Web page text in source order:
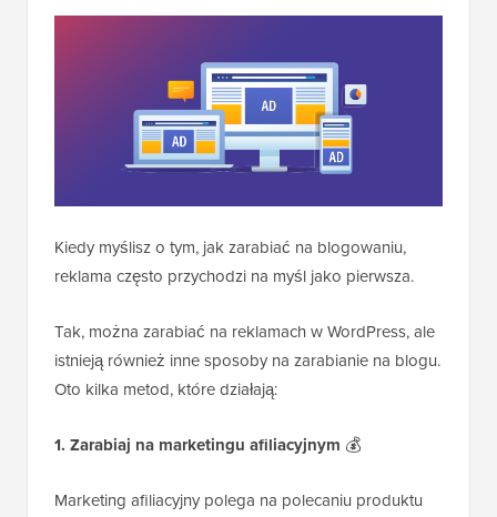
Kiedy myślisz o tym, jak zarabiać na blogowaniu,
reklama często przychodzi na myśl jako pierwsza.
Tak, można zarabiać na reklamach w WordPress, ale
istnieją również inne sposoby na zarabianie na blogu.
Oto kilka metod, które działają:
1. Zarabiaj na marketingu afiliacyjnym 💰
Marketing afiliacyjny polega na polecaniu produktu